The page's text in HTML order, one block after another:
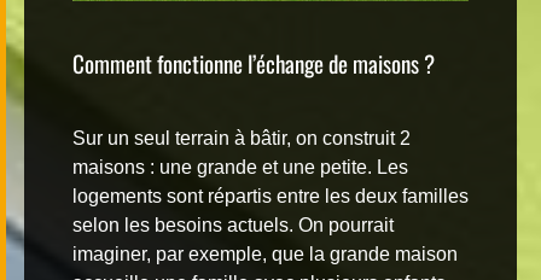
Comment fonctionne l’échange de maisons ?
Sur un seul terrain à bâtir, on construit 2
maisons : une grande et une petite. Les
logements sont répartis entre les deux familles
selon les besoins actuels. On pourrait
imaginer, par exemple, que la grande maison